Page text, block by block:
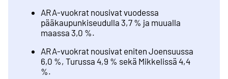
ARA-vuokrat nousivat vuodessa
pääkaupunkiseudulla 3,7 % ja muualla
maassa 3,0 %.
ARA-vuokrat nousivat eniten Joensuussa
6,0 %, Turussa 4,9 % sekä Mikkelissä 4,4
%.